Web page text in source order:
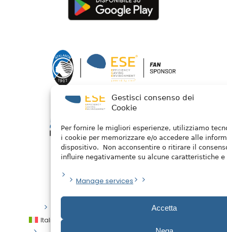
Gestisci consenso dei
Cookie
Per fornire le migliori esperienze, utilizziamo
i cookie per memorizzare e/o accedere alle
dispositivo. Non acconsentire o ritirare il
influire negativamente su alcune caratteristiche e
Manage services
Accetta
Italiano